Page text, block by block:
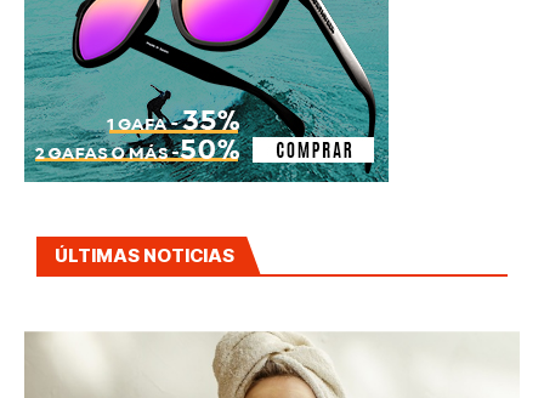
ÚLTIMAS NOTICIAS